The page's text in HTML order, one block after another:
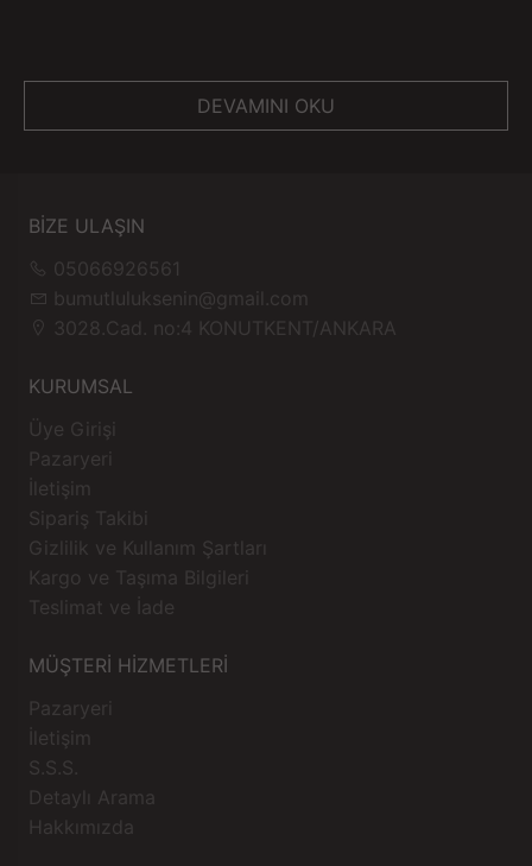
DEVAMINI OKU
BİZE ULAŞIN
05066926561
bumutluluksenin@gmail.com
3028.Cad. no:4 KONUTKENT/ANKARA
KURUMSAL
Üye Girişi
Pazaryeri
İletişim
Sipariş Takibi
Gizlilik ve Kullanım Şartları
Kargo ve Taşıma Bilgileri
Teslimat ve İade
MÜŞTERİ HİZMETLERİ
Pazaryeri
İletişim
S.S.S.
Detaylı Arama
Hakkımızda